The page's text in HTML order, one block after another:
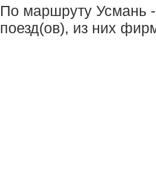
По маршруту Усмань
поезд(ов), из них